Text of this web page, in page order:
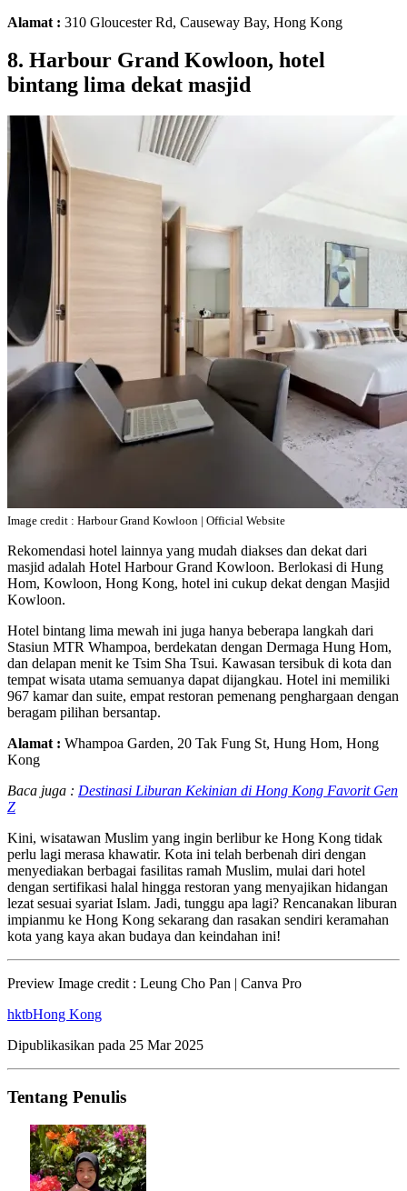
Alamat : 310 Gloucester Rd, Causeway Bay, Hong Kong
8. Harbour Grand Kowloon, hotel
bintang lima dekat masjid
Image credit : Harbour Grand Kowloon | Official Website
Rekomendasi hotel lainnya yang mudah diakses dan dekat dari
masjid adalah Hotel Harbour Grand Kowloon. Berlokasi di Hung
Hom, Kowloon, Hong Kong, hotel ini cukup dekat dengan Masjid
Kowloon.
Hotel bintang lima mewah ini juga hanya beberapa langkah dari
Stasiun MTR Whampoa, berdekatan dengan Dermaga Hung Hom,
dan delapan menit ke Tsim Sha Tsui. Kawasan tersibuk di kota dan
tempat wisata utama semuanya dapat dijangkau. Hotel ini memiliki
967 kamar dan suite, empat restoran pemenang penghargaan dengan
beragam pilihan bersantap.
Alamat : Whampoa Garden, 20 Tak Fung St, Hung Hom, Hong
Kong
Baca juga : Destinasi Liburan Kekinian di Hong Kong Favorit Gen
Z
Kini, wisatawan Muslim yang ingin berlibur ke Hong Kong tidak
perlu lagi merasa khawatir. Kota ini telah berbenah diri dengan
menyediakan berbagai fasilitas ramah Muslim, mulai dari hotel
dengan sertifikasi halal hingga restoran yang menyajikan hidangan
lezat sesuai syariat Islam. Jadi, tunggu apa lagi? Rencanakan liburan
impianmu ke Hong Kong sekarang dan rasakan sendiri keramahan
kota yang kaya akan budaya dan keindahan ini!
Preview Image credit : Leung Cho Pan | Canva Pro
hktbHong Kong
Dipublikasikan pada 25 Mar 2025
Tentang Penulis